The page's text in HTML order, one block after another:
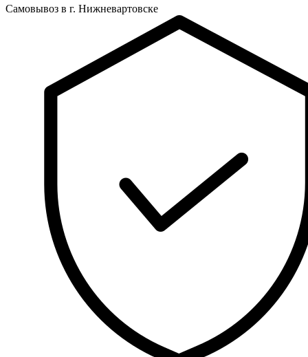
Самовывоз в г. Нижневартовске